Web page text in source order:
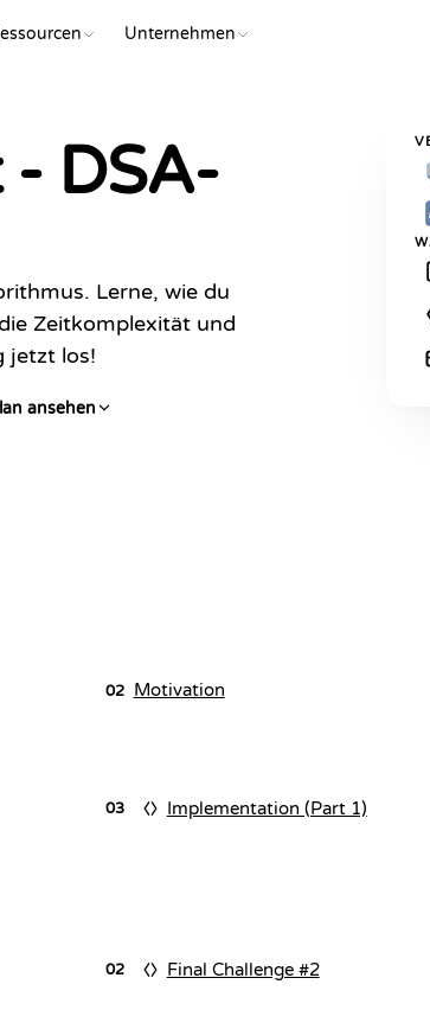
Unternehmen
DSA-
Lerne, wie du
Zeitkomplexität und
jetzt los!
ansehen
02 Motivation
03 Implementation (Part 1)
02 Final Challenge #2